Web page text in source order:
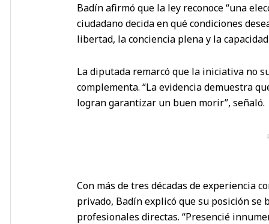
Badín afirmó que la ley reconoce “una
ciudadano decida en qué condiciones
libertad, la conciencia plena y la
La diputada remarcó que la iniciativa no
complementa. “La evidencia demuestra
logran garantizar un buen morir”, señaló.
Con más de tres décadas de experiencia
privado, Badín explicó que su posición se
profesionales directas. “Presencié